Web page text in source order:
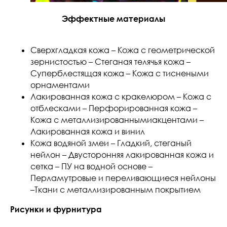
Эффектные материалы
Сверхгладкая кожа – Кожа с геометрической
зернистостью – Стеганая телячья кожа –
Суперблестящая кожа – Кожа с тиснеными
орнаментами
Лакированная кожа с кракелюром – Кожа с
отблесками – Перфорированная кожа –
Кожа с металлизированнымиакцентами –
Лакированная кожа и винил
Кожа водяной змеи – Гладкий, стеганый
нейлон – Двусторонняя лакированная кожа и
сетка – ПУ на водной основе –
Перламутровые и переливающиеся нейлоны
–Ткани с металлизированным покрытием
Рисунки и фурнитура